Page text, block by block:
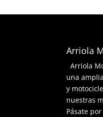
Arriola
Arriola
una
y
nuestras
Pásate